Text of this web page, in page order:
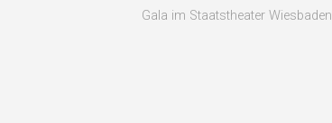
Gala im Staatstheater Wiesbaden